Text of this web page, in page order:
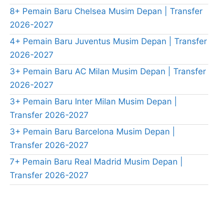
8+ Pemain Baru Chelsea Musim Depan | Transfer
2026-2027
4+ Pemain Baru Juventus Musim Depan | Transfer
2026-2027
3+ Pemain Baru AC Milan Musim Depan | Transfer
2026-2027
3+ Pemain Baru Inter Milan Musim Depan |
Transfer 2026-2027
3+ Pemain Baru Barcelona Musim Depan |
Transfer 2026-2027
7+ Pemain Baru Real Madrid Musim Depan |
Transfer 2026-2027